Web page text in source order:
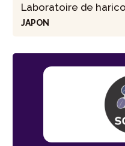
Laboratoire de
JAPON